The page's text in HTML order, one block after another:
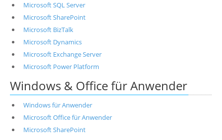
Microsoft SQL Server
Microsoft SharePoint
Microsoft BizTalk
Microsoft Dynamics
Microsoft Exchange Server
Microsoft Power Platform
Windows & Office für Anwender
Windows für Anwender
Microsoft Office für Anwender
Microsoft SharePoint